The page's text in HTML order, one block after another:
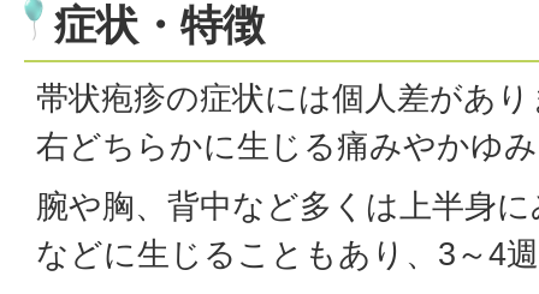
症状・特徴
帯状疱疹の症状には個人差があ
右どちらかに生じる痛みやかゆ
腕や胸、背中など多くは上半身
などに生じることもあり、3～4